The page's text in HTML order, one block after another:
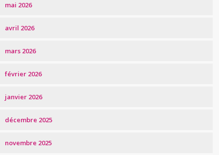
mai 2026
avril 2026
mars 2026
février 2026
janvier 2026
décembre 2025
novembre 2025